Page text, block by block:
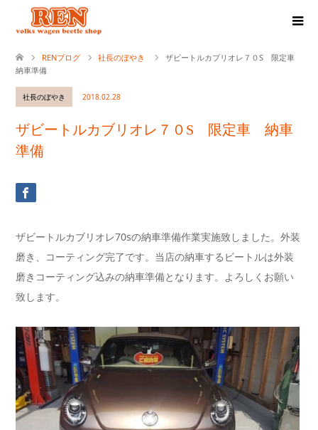
RENブログ 社長のぼやき
ザビートルカブリオレ７０S 限定車
納車準備
社長のぼやき 2018.02.28
ザビートルカブリオレ７０S 限定車 納車
準備
ザビートルカブリオレ70sの納車準備作業実施致しました。外装
磨き、コーティング完了です。当店の納車するビートルは外装
磨きコーティング込みの納車準備となります。よろしくお願い
致します。